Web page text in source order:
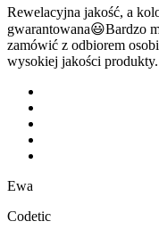
Rewelacyjna jakość, a
gwarantowana😃Bardzo
zamówić z odbiorem
wysokiej jakości
Ewa
Codetic